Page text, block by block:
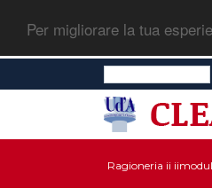
Per migliorare la tua
Ragioneria ii